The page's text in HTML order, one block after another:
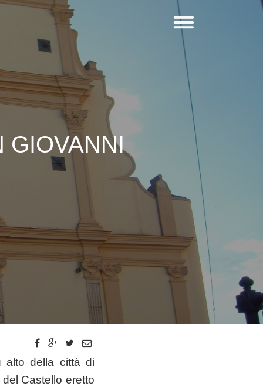
GIOVANNI
della città di
Castello eretto